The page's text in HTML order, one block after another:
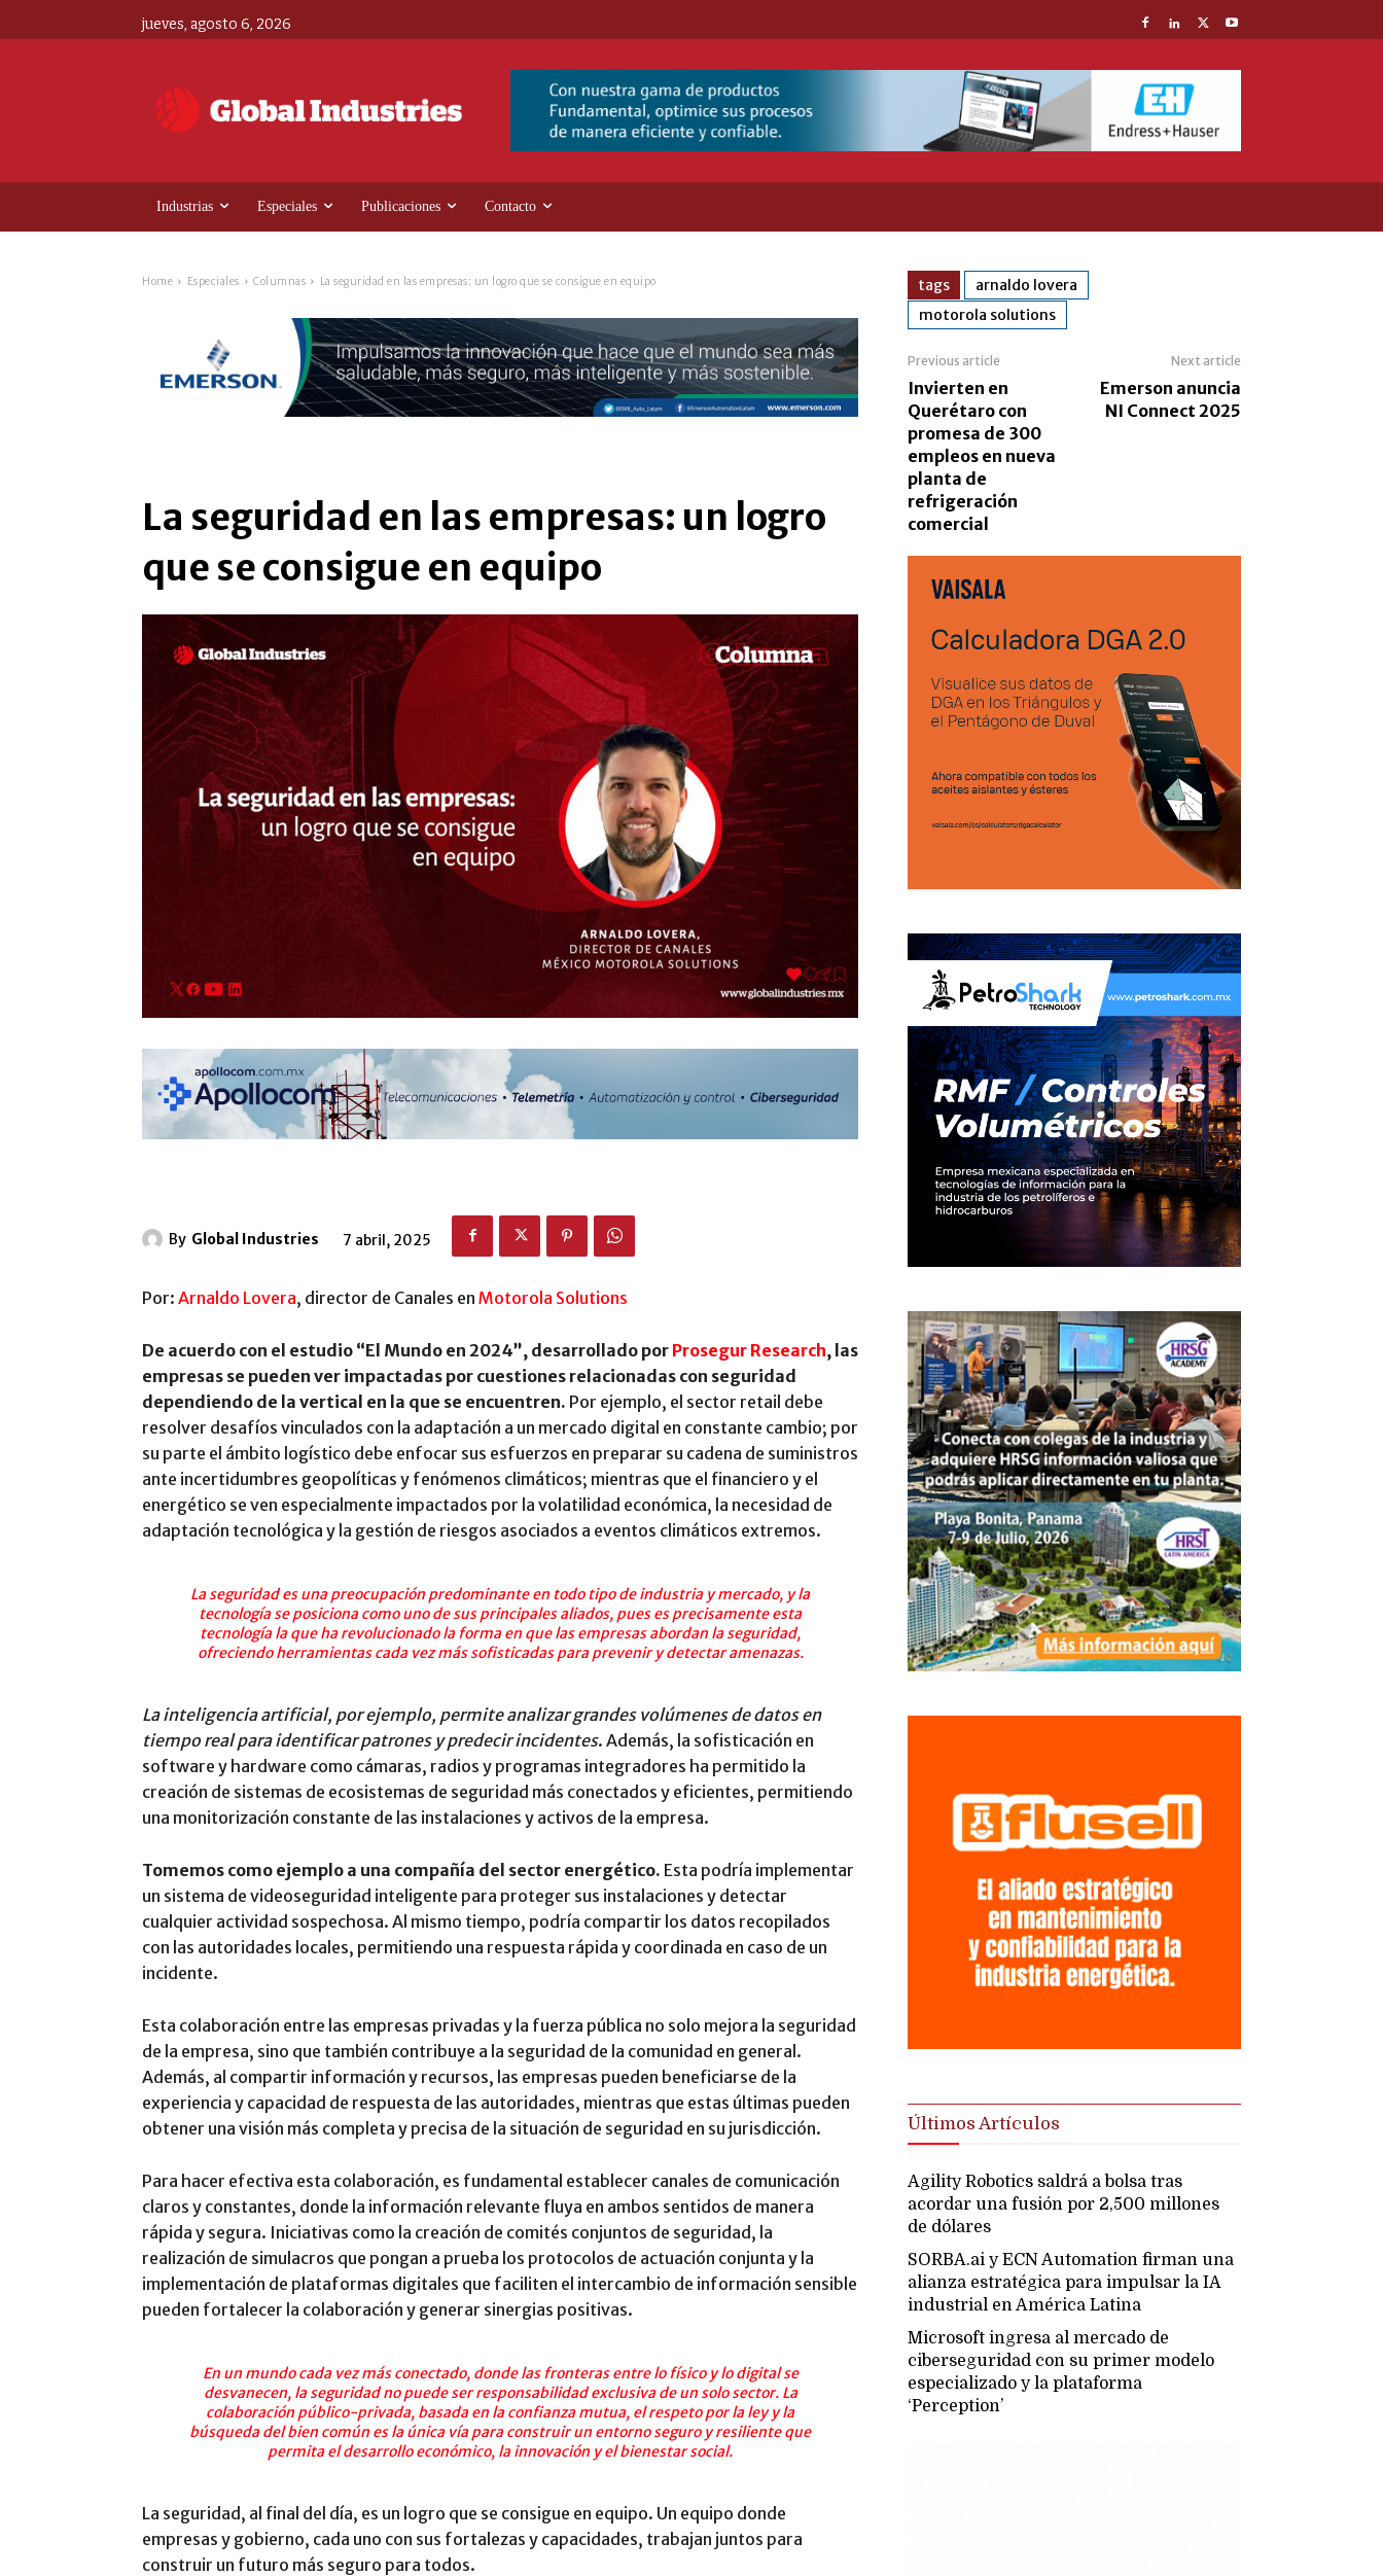
jueves, agosto 6, 2026
Industrias Especiales Publicaciones Contacto
Home Especiales Columnas La seguridad en las empresas: un logro que se consigue en equipo
La seguridad en las empresas: un logro
que se consigue en equipo
By Global Industries 7 abril, 2025
Por: Arnaldo Lovera, director de Canales en Motorola Solutions
De acuerdo con el estudio “El Mundo en 2024”, desarrollado por Prosegur Research, las
empresas se pueden ver impactadas por cuestiones relacionadas con seguridad
dependiendo de la vertical en la que se encuentren. Por ejemplo, el sector retail debe
resolver desafíos vinculados con la adaptación a un mercado digital en constante cambio; por
su parte el ámbito logístico debe enfocar sus esfuerzos en preparar su cadena de suministros
ante incertidumbres geopolíticas y fenómenos climáticos; mientras que el financiero y el
energético se ven especialmente impactados por la volatilidad económica, la necesidad de
adaptación tecnológica y la gestión de riesgos asociados a eventos climáticos extremos.
La seguridad es una preocupación predominante en todo tipo de industria y mercado, y la
tecnología se posiciona como uno de sus principales aliados, pues es precisamente esta
tecnología la que ha revolucionado la forma en que las empresas abordan la seguridad,
ofreciendo herramientas cada vez más sofisticadas para prevenir y detectar amenazas.
La inteligencia artificial, por ejemplo, permite analizar grandes volúmenes de datos en
tiempo real para identificar patrones y predecir incidentes. Además, la sofisticación en
software y hardware como cámaras, radios y programas integradores ha permitido la
creación de sistemas de ecosistemas de seguridad más conectados y eficientes, permitiendo
una monitorización constante de las instalaciones y activos de la empresa.
Tomemos como ejemplo a una compañía del sector energético. Esta podría implementar
un sistema de videoseguridad inteligente para proteger sus instalaciones y detectar
cualquier actividad sospechosa. Al mismo tiempo, podría compartir los datos recopilados
con las autoridades locales, permitiendo una respuesta rápida y coordinada en caso de un
incidente.
Esta colaboración entre las empresas privadas y la fuerza pública no solo mejora la seguridad
de la empresa, sino que también contribuye a la seguridad de la comunidad en general.
Además, al compartir información y recursos, las empresas pueden beneficiarse de la
experiencia y capacidad de respuesta de las autoridades, mientras que estas últimas pueden
obtener una visión más completa y precisa de la situación de seguridad en su jurisdicción.
Para hacer efectiva esta colaboración, es fundamental establecer canales de comunicación
claros y constantes, donde la información relevante fluya en ambos sentidos de manera
rápida y segura. Iniciativas como la creación de comités conjuntos de seguridad, la
realización de simulacros que pongan a prueba los protocolos de actuación conjunta y la
implementación de plataformas digitales que faciliten el intercambio de información sensible
pueden fortalecer la colaboración y generar sinergias positivas.
En un mundo cada vez más conectado, donde las fronteras entre lo físico y lo digital se
desvanecen, la seguridad no puede ser responsabilidad exclusiva de un solo sector. La
colaboración público-privada, basada en la confianza mutua, el respeto por la ley y la
búsqueda del bien común es la única vía para construir un entorno seguro y resiliente que
permita el desarrollo económico, la innovación y el bienestar social.
La seguridad, al final del día, es un logro que se consigue en equipo. Un equipo donde
empresas y gobierno, cada uno con sus fortalezas y capacidades, trabajan juntos para
construir un futuro más seguro para todos.
tags
arnaldo lovera
motorola solutions
Previous article
Invierten en
Querétaro con
promesa de 300
empleos en nueva
planta de
refrigeración
comercial
Next article
Emerson anuncia
NI Connect 2025
Últimos Artículos
Agility Robotics saldrá a bolsa tras
acordar una fusión por 2,500 millones
de dólares
SORBA.ai y ECN Automation firman una
alianza estratégica para impulsar la IA
industrial en América Latina
Microsoft ingresa al mercado de
ciberseguridad con su primer modelo
especializado y la plataforma
‘Perception’